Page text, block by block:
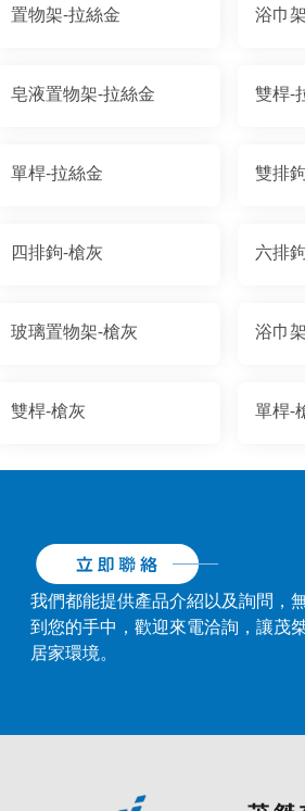
置物架-拉絲金 浴巾
皂液置物架-拉絲金 雙桿-
單桿-拉絲金 雙排
四排鉤-槍灰 六排
玻璃置物架-槍灰 浴巾
雙桿-槍灰 單桿-
我們都能提供產品介紹以及詢問，
到您的手中，歡迎來電洽詢，讓茂
居家環境。